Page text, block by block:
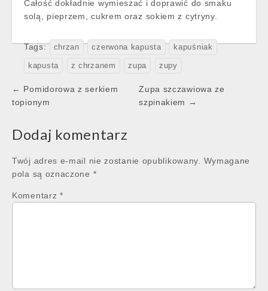
Całość dokładnie wymieszać i doprawić do smaku
solą, pieprzem, cukrem oraz sokiem z cytryny.
Tags: chrzan czerwona kapusta kapuśniak
kapusta z chrzanem zupa zupy
Post
navigation
← Pomidorowa z serkiem
topionym
Zupa szczawiowa ze
szpinakiem →
Dodaj komentarz
Twój adres e-mail nie zostanie opublikowany.
Wymagane
pola są oznaczone *
Komentarz *